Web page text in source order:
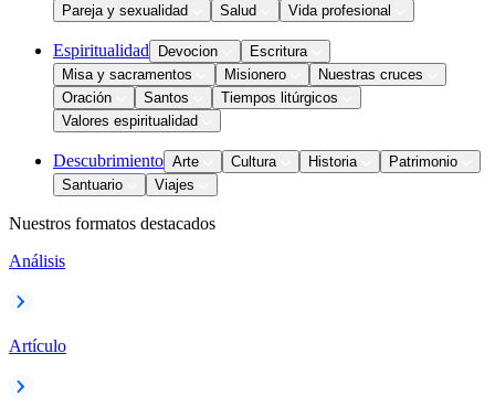
Pareja y sexualidad
Salud Vida profesional
Espiritualidad Devocion
Escritura
Misa y sacramentos
Misionero
Nuestras cruces
Oración
Santos
Tiempos litúrgicos
Valores espiritualidad
Descubrimiento Arte Cultura Historia
Patrimonio
Santuario
Viajes
Nuestros formatos destacados
Análisis
Artículo